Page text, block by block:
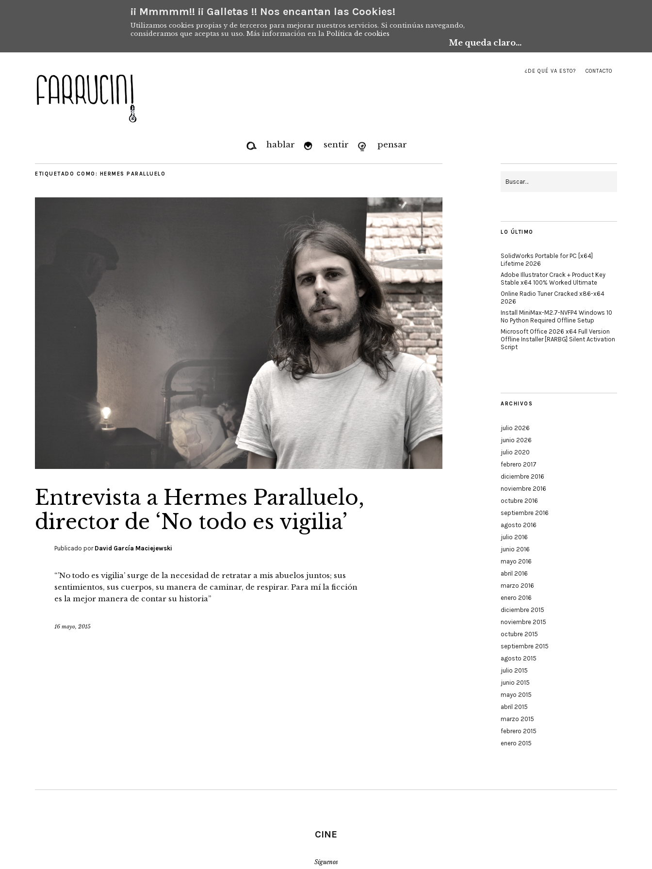
¡¡ Mmmmm!! ¡¡ Galletas !! Nos encantan las Cookies!
Utilizamos cookies propias y de terceros para mejorar nuestros servicios. Si continúas navegando,
consideramos que aceptas su uso. Más información en la Política de cookies
Me queda claro...
¿DE QUÉ VA ESTO? CONTACTO
hablar sentir pensar
ETIQUETADO COMO: HERMES PARALLUELO
Entrevista a Hermes Paralluelo,
director de ‘No todo es vigilia’
Publicado por David García Maciejewski
“’No todo es vigilia’ surge de la necesidad de retratar a mis abuelos juntos; sus
sentimientos, sus cuerpos, su manera de caminar, de respirar. Para mí la ficción
es la mejor manera de contar su historia”
16 mayo, 2015
LO ÚLTIMO
SolidWorks Portable for PC [x64]
Lifetime 2026
Adobe Illustrator Crack + Product Key
Stable x64 100% Worked Ultimate
Online Radio Tuner Cracked x86-x64
2026
Install MiniMax-M2.7-NVFP4 Windows 10
No Python Required Offline Setup
Microsoft Office 2026 x64 Full Version
Offline Installer [RARBG] Silent Activation
Script
ARCHIVOS
julio 2026
junio 2026
julio 2020
febrero 2017
diciembre 2016
noviembre 2016
octubre 2016
septiembre 2016
agosto 2016
julio 2016
junio 2016
mayo 2016
abril 2016
marzo 2016
enero 2016
diciembre 2015
noviembre 2015
octubre 2015
septiembre 2015
agosto 2015
julio 2015
junio 2015
mayo 2015
abril 2015
marzo 2015
febrero 2015
enero 2015
CINE
Síguenos